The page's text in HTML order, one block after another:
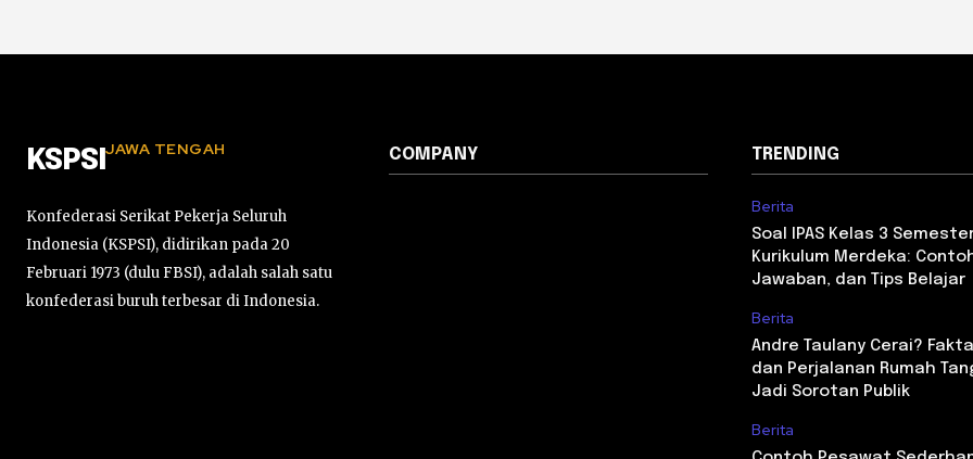
KSPSI JAWA TENGAH
Konfederasi Serikat Pekerja Seluruh
Indonesia (KSPSI), didirikan pada 20
Februari 1973 (dulu FBSI), adalah salah satu
konfederasi buruh terbesar di Indonesia.
COMPANY TRENDING
Berita
Soal IPAS Kelas 3
Kurikulum Merdeka:
Jawaban, dan Tips Belajar
Berita
Andre Taulany Cerai?
dan Perjalanan Rumah
Jadi Sorotan Publik
Berita